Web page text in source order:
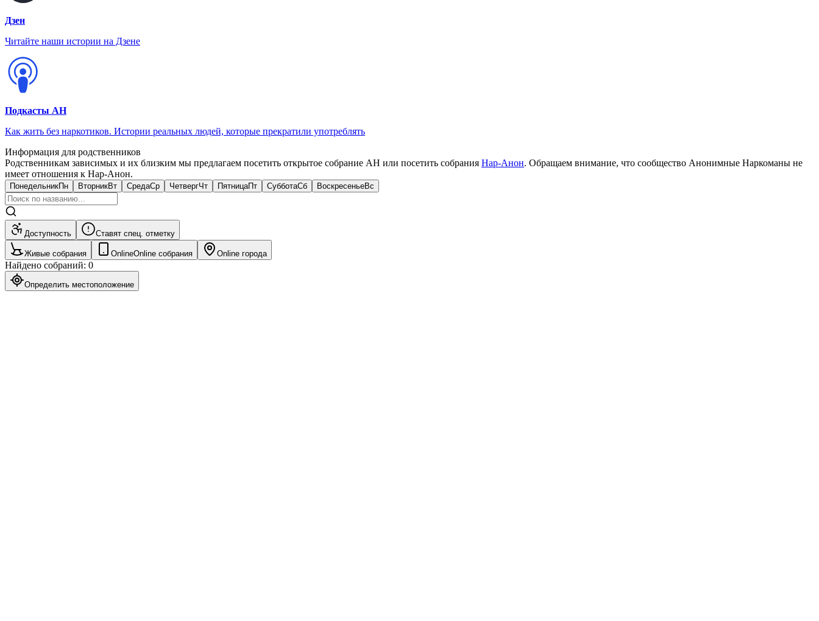
Дзен
Читайте наши истории на Дзене
Подкасты АН
Как жить без наркотиков. Истории реальных людей, которые прекратили употреблять
Информация для родственников
Родственникам зависимых и их близким мы предлагаем посетить открытое собрание АН или посетить собрания Нар-Анон. Обращаем внимание, что сообщество Анонимные Наркоманы не
имеет отношения к Нар-Анон.
ПонедельникПн ВторникВт СредаСр ЧетвергЧт ПятницаПт СубботаСб ВоскресеньеВс
Доступность Ставят спец. отметку
Живые собрания OnlineOnline собрания Online города
Найдено собраний: 0
Определить местоположение